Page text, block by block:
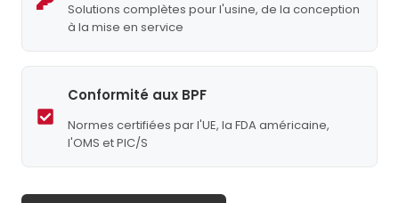
Solutions complètes pour l'usine, de la conception
à la mise en service
Conformité aux BPF
Normes certifiées par l'UE, la FDA américaine,
l'OMS et PIC/S